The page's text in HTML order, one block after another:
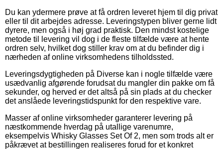
Du kan ydermere prøve at få ordren leveret hjem til dig privat
eller til dit arbejdes adresse. Leveringstypen bliver gerne lidt
dyrere, men også i høj grad praktisk. Den mindst kostelige
metode til levering vil dog i de fleste tilfælde være at hente
ordren selv, hvilket dog stiller krav om at du befinder dig i
nærheden af online virksomhedens tilholdssted.
Leveringsdygtigheden på Diverse kan i nogle tilfælde være
usædvanlig afgørende forudsat du mangler din pakke om få
sekunder, og herved er det altså på sin plads at du checker
det anslåede leveringstidspunkt for den respektive vare.
Masser af online virksomheder garanterer levering på
næstkommende hverdag på utallige varenumre,
eksempelvis Whisky Glasses Set Of 2, men som trods alt er
påkrævet at bestillingen realiseres forud for et konkret